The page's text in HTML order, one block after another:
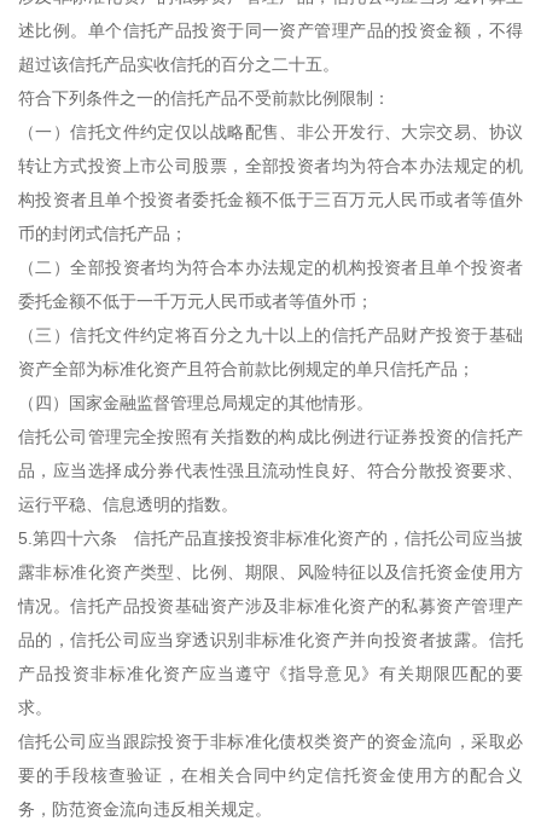
述比例。单个信托产品投资于同一资产管理产品的投资金额，不得
超过该信托产品实收信托的百分之二十五。
符合下列条件之一的信托产品不受前款比例限制：
（一）信托文件约定仅以战略配售、非公开发行、大宗交易、协议
转让方式投资上市公司股票，全部投资者均为符合本办法规定的机
构投资者且单个投资者委托金额不低于三百万元人民币或者等值外
币的封闭式信托产品；
（二）全部投资者均为符合本办法规定的机构投资者且单个投资者
委托金额不低于一千万元人民币或者等值外币；
（三）信托文件约定将百分之九十以上的信托产品财产投资于基础
资产全部为标准化资产且符合前款比例规定的单只信托产品；
（四）国家金融监督管理总局规定的其他情形。
信托公司管理完全按照有关指数的构成比例进行证券投资的信托产
品，应当选择成分券代表性强且流动性良好、符合分散投资要求、
运行平稳、信息透明的指数。
5.第四十六条 信托产品直接投资非标准化资产的，信托公司应当披
露非标准化资产类型、比例、期限、风险特征以及信托资金使用方
情况。信托产品投资基础资产涉及非标准化资产的私募资产管理产
品的，信托公司应当穿透识别非标准化资产并向投资者披露。信托
产品投资非标准化资产应当遵守《指导意见》有关期限匹配的要
求。
信托公司应当跟踪投资于非标准化债权类资产的资金流向，采取必
要的手段核查验证，在相关合同中约定信托资金使用方的配合义
务，防范资金流向违反相关规定。